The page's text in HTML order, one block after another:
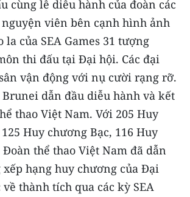
cùng lễ diễu hành của đoàn các
viên bên cạnh hình ảnh
la của SEA Games 31 tượng
thi đấu tại Đại hội. Các đại
vận động với nụ cười rạng rỡ.
dẫn đầu diễu hành và kết
thao Việt Nam. Với 205 Huy
Huy chương Bạc, 116 Huy
thể thao Việt Nam đã dẫn
hạng huy chương của Đại
thành tích qua các kỳ SEA